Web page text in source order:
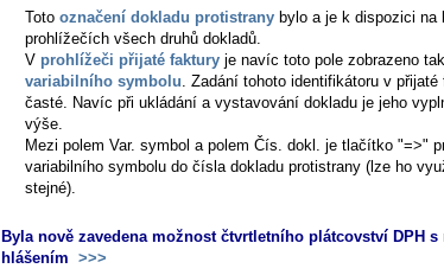
Toto označení dokladu protistrany bylo a je k dispozici na
prohlížečích všech druhů dokladů.
V prohlížeči přijaté faktury je navíc toto pole zobrazeno
variabilního symbolu. Zadání tohoto identifikátoru v
časté. Navíc při ukládání a vystavování dokladu je jeho
výše.
Mezi polem Var. symbol a polem Čís. dokl. je tlačítko "=>"
variabilního symbolu do čísla dokladu protistrany (lze ho
stejné).
Byla nově zavedena možnost čtvrtletního plátcovství DPH
hlášením >>>